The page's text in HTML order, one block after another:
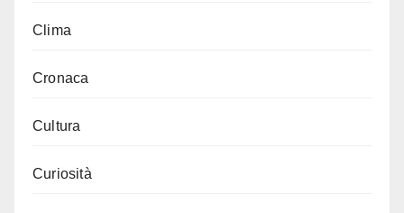
Clima
Cronaca
Cultura
Curiosità